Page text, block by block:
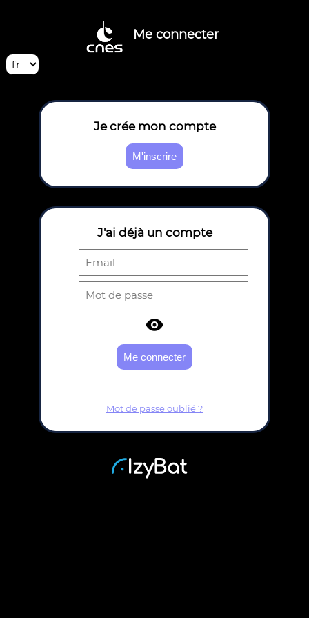
Me connecter
Je crée mon compte
J'ai déjà un compte
Mot de passe oublié ?